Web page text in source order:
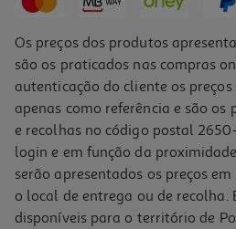
Os preços dos produtos
são os praticados nas compras
autenticação do cliente os
apenas como referência e são
e recolhas no código postal
login e em função da
serão apresentados os preços
o local de entrega ou de recolha.
disponíveis para o território de